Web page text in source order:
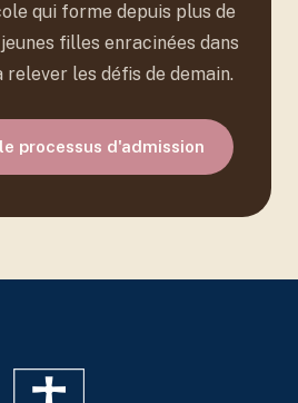
qui forme depuis plus de
filles enracinées dans
les défis de demain.
processus d'admission